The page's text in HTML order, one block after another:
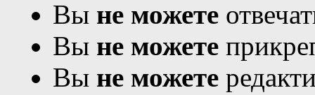
Вы не можете
Вы не можете
Вы не можете